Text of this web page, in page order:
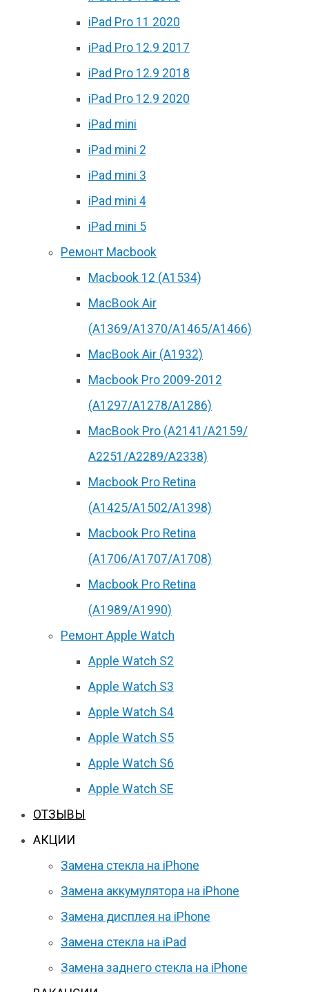
iPad Pro 11 2020
iPad Pro 12.9 2017
iPad Pro 12.9 2018
iPad Pro 12.9 2020
iPad mini
iPad mini 2
iPad mini 3
iPad mini 4
iPad mini 5
Ремонт Macbook
Macbook 12 (А1534)
MacBook Air
(A1369/A1370/A1465/A1466)
MacBook Air (A1932)
Macbook Pro 2009-2012
(A1297/A1278/A1286)
MacBook Pro (А2141/А2159/
А2251/A2289/A2338)
Macbook Pro Retina
(А1425/A1502/A1398)
Macbook Pro Retina
(А1706/A1707/A1708)
Macbook Pro Retina
(А1989/A1990)
Ремонт Apple Watch
Apple Watch S2
Apple Watch S3
Apple Watch S4
Apple Watch S5
Apple Watch S6
Apple Watch SE
ОТЗЫВЫ
АКЦИИ
Замена стекла на iPhone
Замена аккумулятора на iPhone
Замена дисплея на iPhone
Замена стекла на iPad
Замена заднего стекла на iPhone